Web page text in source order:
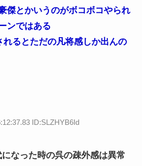
傑とかいうのがボコボコやられ
ンではある
れるとただの凡将感しか出んの
ID:SLZHYB6Id
なった時の呉の疎外感は異常